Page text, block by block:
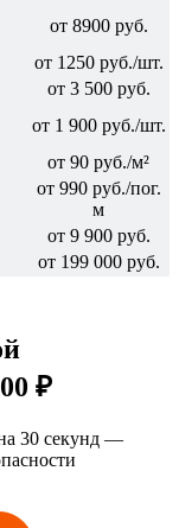
от 8900 руб.
от 1250 руб./шт.
от 3 500 руб.
от 1 900 руб./шт.
от 90 руб./м²
от 990 руб./пог.
м
от 9 900 руб.
от 199 000 руб.
₽
30 секунд —